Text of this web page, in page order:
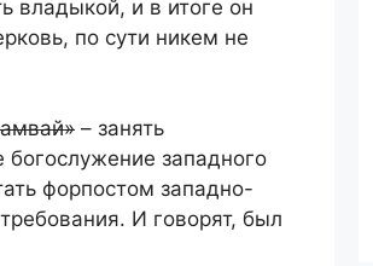
владыкой, и в итоге он
по сути никем не
– занять
западного
форпостом западно-
И говорят, был